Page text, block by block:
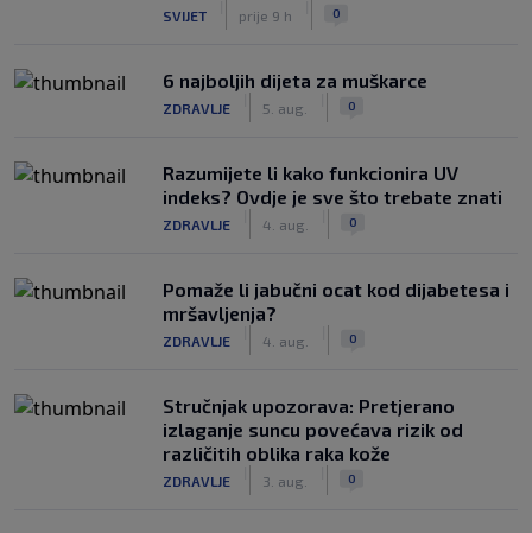
SVIJET prije 9 h 0
6 najboljih dijeta za muškarce
ZDRAVLJE 5. aug. 0
Razumijete li kako funkcionira UV
indeks? Ovdje je sve što trebate znati
ZDRAVLJE 4. aug. 0
Pomaže li jabučni ocat kod dijabetesa i
mršavljenja?
ZDRAVLJE 4. aug. 0
Stručnjak upozorava: Pretjerano
izlaganje suncu povećava rizik od
različitih oblika raka kože
ZDRAVLJE 3. aug. 0